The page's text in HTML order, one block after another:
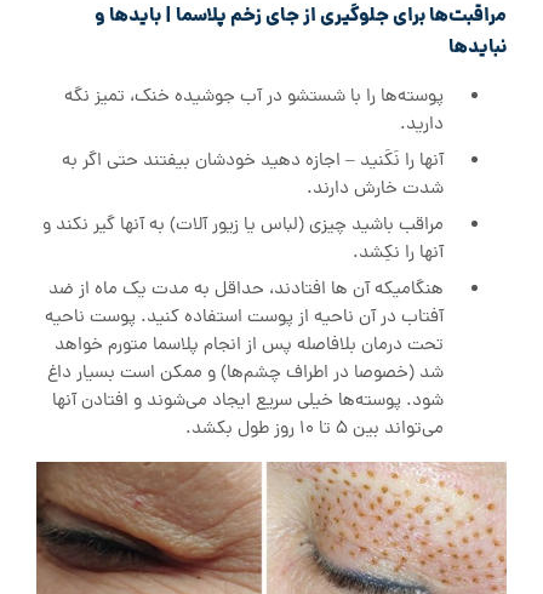
مراقبت‌ها برای جلوگیری از جای زخم پلاسما | باید‌ها و
نباید‌ها
پوسته‌ها را با شستشو در آب جوشیده خنک، تمیز نگه
دارید.
آنها را نَکَنید – اجازه دهید خودشان بیفتند حتی اگر به
شدت خارش دارند.
مراقب باشید چیزی (لباس یا زیور آلات) به آنها گیر نکند و
آنها را نکِشد.
هنگامیکه آن ها افتادند، حداقل به مدت یک ماه از ضد
آفتاب در آن ناحیه از پوست استفاده کنید. پوست ناحیه
تحت درمان بلافاصله پس از انجام پلاسما متورم خواهد
شد (خصوصا در اطراف چشم‌ها) و ممکن است بسیار داغ
شود. پوسته‌ها خیلی سریع ایجاد می‌شوند و افتادن آنها
می‌تواند بین ۵ تا ۱۰ روز طول بکشد.